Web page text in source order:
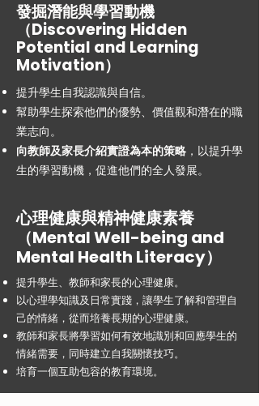
發掘潛能與學習動機
（Discovering Hidden
Potential and Learning
Motivation）
提升學生自我認識與自信。
幫助學生探索他們的優勢、價值觀和潛在的職
業志向。
向教師及家長介紹實證為本的策略 ，以提升學
生的學習動機，促進他們的全人發展。
心理健康與精神健康素養
（Mental Well-being and
Mental Health Literacy）
提升學生、教師和家長的心理健康。
以心理學知識及日常實踐，讓學生了解和管理自
己的情緒，從而培養長期的心理健康。
教師和家長將學習如何有效地識別和回應學生的
情緒需要，同時建立自我關懷技巧。
培育一個互助包容的教育環境。